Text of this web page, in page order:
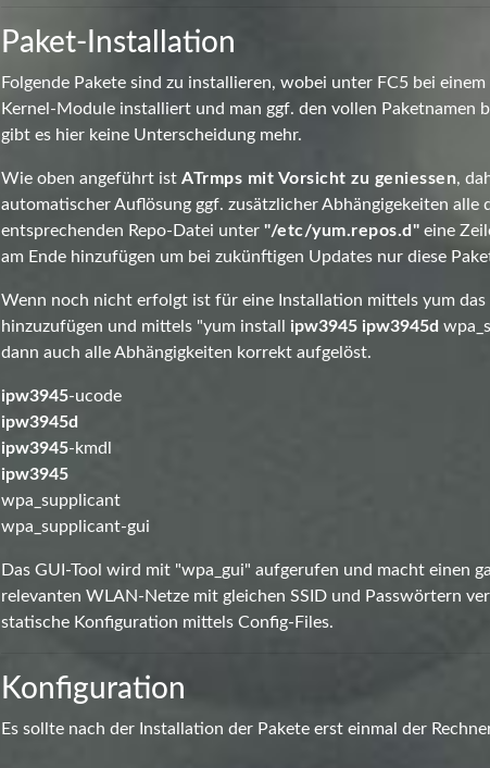
Paket-Installation
Folgende Pakete sind zu installieren, wobei unter FC5 bei
Kernel-Module installiert und man ggf. den vollen Paketnamen
gibt es hier keine Unterscheidung mehr.
Wie oben angeführt istATrmps mit Vorsicht zu geniessen,
automatischer Auflösung ggf. zusätzlicher Abhängigekeiten alle
entsprechenden Repo-Datei unter"/etc/yum.repos.d" eine
am Ende hinzufügen um bei zukünftigen Updates nur diese
Wenn noch nicht erfolgt ist für eine Installation mittels yum das
hinzuzufügen und mittels "yum install ipw3945 ipw3945d
dann auch alle Abhängigkeiten korrekt aufgelöst.
ipw3945-ucode
ipw3945d
ipw3945-kmdl
ipw3945
wpa_supplicant
wpa_supplicant-gui
Das GUI-Tool wird mit "wpa_gui" aufgerufen und macht einen
relevanten WLAN-Netze mit gleichen SSID und Passwörtern
statische Konfiguration mittels Config-Files.
Konfiguration
Es sollte nach der Installation der Pakete erst einmal der